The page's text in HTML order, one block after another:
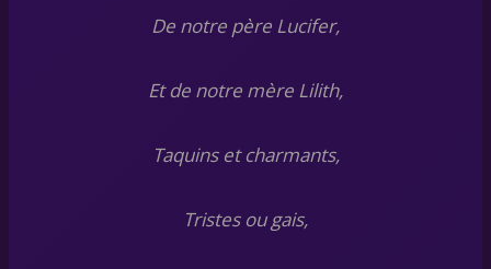
De notre père Lucifer,
Et de notre mère Lilith,
Taquins et charmants,
Tristes ou gais,